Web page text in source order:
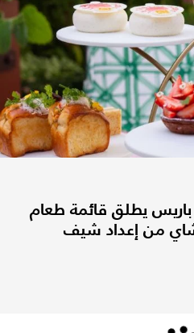
يطلق قائمة طعام
من إعداد شيف